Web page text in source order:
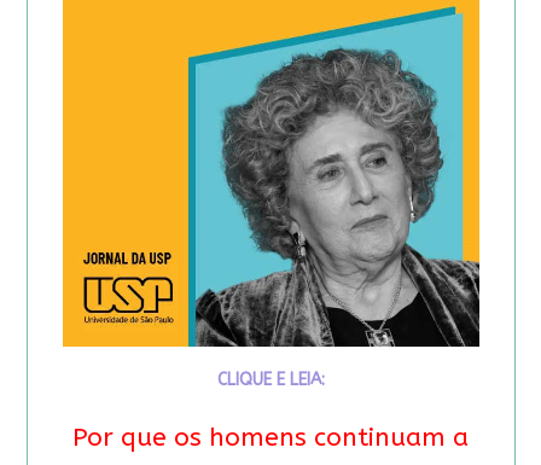
CLIQUE E LEIA:
Por que os homens continuam a